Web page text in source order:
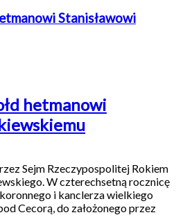
Stanisławowi
hetmanowi
Sejm Rzeczypospolitej Rokiem
W czterechsetną rocznicę
i kanclerza wielkiego
Cecorą, do założonego przez